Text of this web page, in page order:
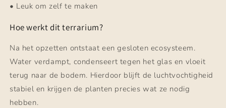
• Leuk om zelf te maken
Hoe werkt dit terrarium?
Na het opzetten ontstaat een gesloten ecosysteem.
Water verdampt, condenseert tegen het glas en vloeit
terug naar de bodem. Hierdoor blijft de luchtvochtigheid
stabiel en krijgen de planten precies wat ze nodig
hebben.